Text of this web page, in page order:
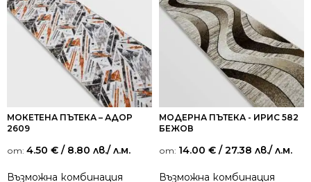
МОКЕТЕНА ПЪТЕКА – АДОР
2609
от: 4.50 € / 8.80 лв./ л.м.
Възможна комбинация
МОДЕРНА ПЪТЕКА - ИРИС 582
БЕЖОВ
от: 14.00 € / 27.38 лв./ л.м.
Възможна комбинация